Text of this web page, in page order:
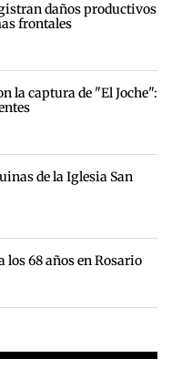
daños productivos
frontales
la captura de "El Joche":
de la Iglesia San
los 68 años en Rosario